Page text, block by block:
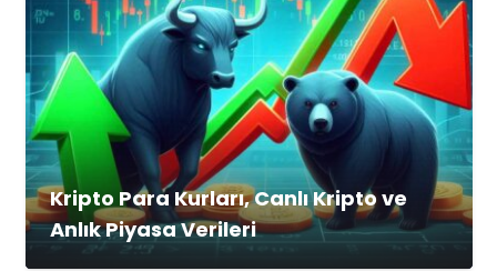
Kripto Para Kurları, Canlı Kripto ve
Anlık Piyasa Verileri